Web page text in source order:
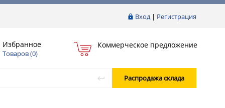
Вход| Регистрация
Избранное
Товаров (0)
Коммерческое предложение
Распродажа склада